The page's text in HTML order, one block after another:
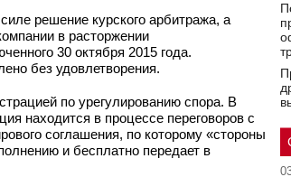
решение курского арбитража, а
в расторжении
30 октября 2015 года.
без удовлетворения.
по урегулированию спора. В
находится в процессе переговоров с
соглашения, по которому «стороны
и бесплатно передает в